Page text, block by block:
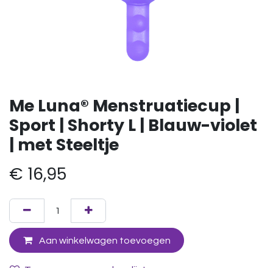
Me Luna® Menstruatiecup |
Sport | Shorty L | Blauw-violet
| met Steeltje
€ 16,95
Aan winkelwagen toevoegen